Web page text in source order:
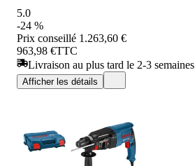
5.0
-24 %
Prix conseillé 1.263,60 €
963,98 €TTC
Livraison au plus tard le 2-3 semaines
Afficher les détails